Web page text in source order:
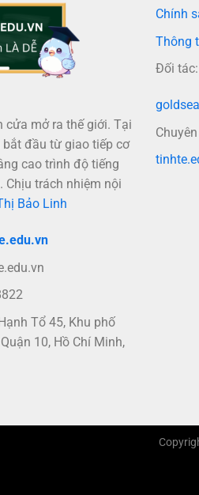
cửa mở ra thế giới. Tại
đầu từ giao tiếp cơ
cao trình độ tiếng
Chịu trách nhiệm nội
Bảo Linh
Tổ 45, Khu phố
10, Hồ Chí Minh,
Chính
Thông
Đối tác: